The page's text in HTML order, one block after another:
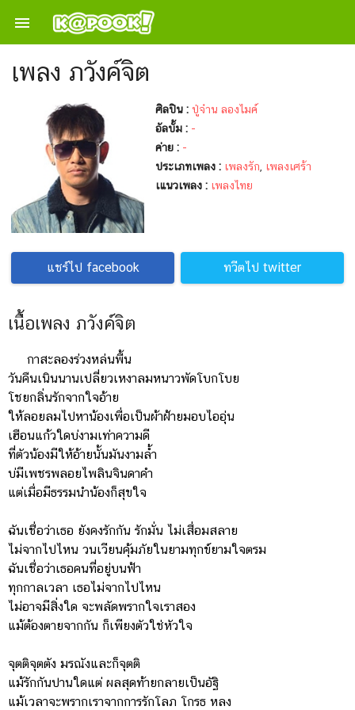

เพลง ภวังค์จิต
ศิลปิน : ปู่จ๋าน ลองไมค์
อัลบั้ม : -
ค่าย : -
ประเภทเพลง : เพลงรัก เพลงเศร้า
เแนวเพลง : เพลงไทย
แชร์ไป facebook ทวีตไป twitter
เนื้อเพลง ภวังค์จิต
กาสะลองร่วงหล่นพื้น
วันคืนเนินนานเปลี่ยวเหงาลมหนาวพัดโบกโบย
โชยกลิ่นรักจากใจอ้าย
ให้ลอยลมไปหาน้องเพื่อเป็นผ้าฝ้ายมอบไออุ่น
เฮือนแก้วใดบ่งามเท่าความดี
ที่ตัวน้องมีให้อ้ายนั้นมันงามล้ำ
บ่มีเพชรพลอยไพลินจินดาคำ
แต่เมื่อมีธรรมนำน้องก็สุขใจ
ฉันเชื่อว่าเธอ ยังคงรักกัน รักมั่น ไม่เสื่อมสลาย
ไม่จากไปไหน วนเวียนคุ้มภัยในยามทุกข์ยามใจตรม
ฉันเชื่อว่าเธอคนที่อยู่บนฟ้า
ทุกกาลเวลา เธอไม่จากไปไหน
ไม่อาจมีสิ่งใด จะพลัดพรากใจเราสอง
แม้ต้องตายจากกัน ก็เพียงตัวใช่หัวใจ
จุตติจุตตัง มรณังและก็จุตติ
แม้รักกันปานใดแต่ ผลสุดท้ายกลายเป็นอัฐิ
แม้เวลาจะพรากเราจากการรักโลภ โกรธ หลง